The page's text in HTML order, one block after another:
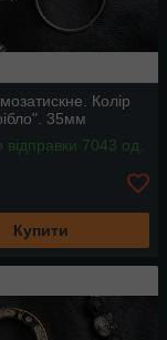
Колір
35мм
відправки 7043 од.
Купити